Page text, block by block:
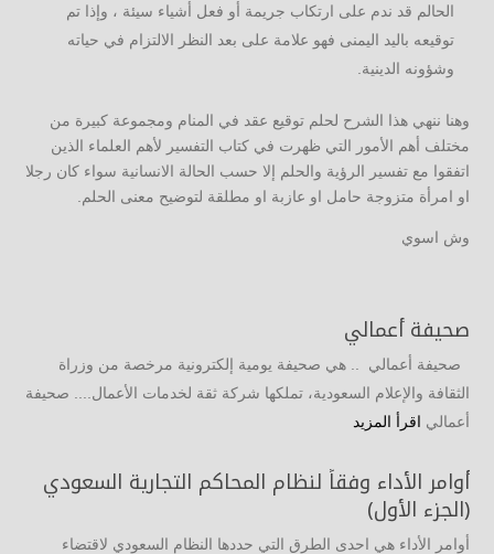
الحالم قد ندم على ارتكاب جريمة أو فعل أشياء سيئة ، وإذا تم
توقيعه باليد اليمنى فهو علامة على بعد النظر الالتزام في حياته
وشؤونه الدينية.
وهنا ننهي هذا الشرح لحلم توقيع عقد في المنام ومجموعة كبيرة من
مختلف أهم الأمور التي ظهرت في كتاب التفسير لأهم العلماء الذين
اتفقوا مع تفسير الرؤية والحلم إلا حسب الحالة الانسانية سواء كان رجلا
او امرأة متزوجة حامل او عازبة او مطلقة لتوضيح معنى الحلم.
وش اسوي
صحيفة أعمالي
صحيفة أعمالي .. هي صحيفة يومية إلكترونية مرخصة من وزراة
الثقافة والإعلام السعودية، تملكها شركة ثقة لخدمات الأعمال.... صحيفة
أعمالي اقرأ المزيد
أوامر الأداء وفقاً لنظام المحاكم التجارية السعودي
(الجزء الأول)
أوامر الأداء هي احدى الطرق التي حددها النظام السعودي لاقتضاء